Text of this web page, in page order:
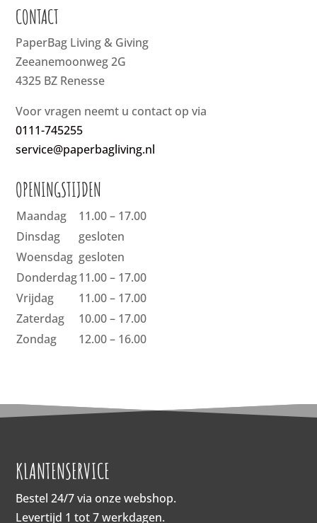
CONTACT
PaperBag Living & Giving
Zeeanemoonweg 2G
4325 BZ Renesse
Voor vragen neemt u contact op via
0111-745255
service@paperbagliving.nl
OPENINGSTIJDEN
Maandag
11.00 – 17.00
Dinsdag
gesloten
Woensdag gesloten
Donderdag11.00 – 17.00
Vrijdag
11.00 – 17.00
Zaterdag
10.00 – 17.00
Zondag
12.00 – 16.00
KLANTENSERVICE
Bestel 24/7 via onze webshop.
Levertijd 1 tot 7 werkdagen.